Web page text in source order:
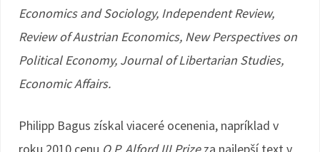
Economics and Sociology, Independent Review,
Review of Austrian Economics, New Perspectives on
Political Economy, Journal of Libertarian Studies,
Economic Affairs.
Philipp Bagus získal viaceré ocenenia, napríklad v